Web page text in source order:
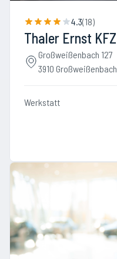
4.3(18)
Thaler Ernst KFZ
Großweißenbach 127
3910 Großweißenbach
Werkstatt